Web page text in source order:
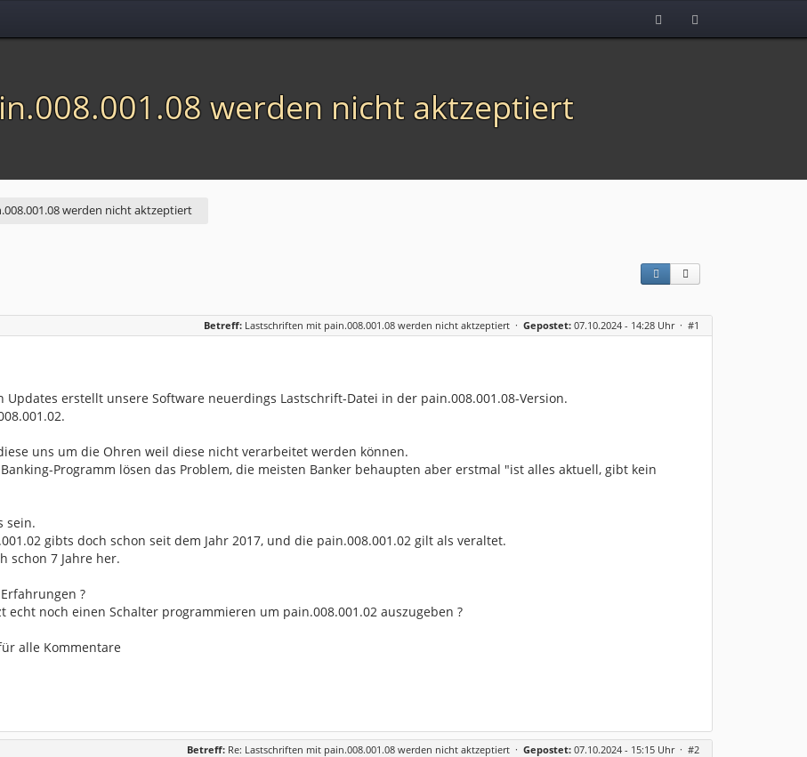
werden nicht aktzeptiert
werden nicht aktzeptiert
Betreff: Lastschriften mit pain.008.001.08 werden nicht aktzeptiert · Gepostet: 07.10.2024 - 14:28 Uhr · #1
Updates erstellt unsere Software neuerdings Lastschrift-Datei in der pain.008.001.08-Version.
uns um die Ohren weil diese nicht verarbeitet werden können.
Programm lösen das Problem, die meisten Banker behaupten aber erstmal "ist alles aktuell, gibt kein
sein.
gibts doch schon seit dem Jahr 2017, und die pain.008.001.02 gilt als veraltet.
schon 7 Jahre her.
?
echt noch einen Schalter programmieren um pain.008.001.02 auszugeben ?
alle Kommentare
Betreff: Re: Lastschriften mit pain.008.001.08 werden nicht aktzeptiert · Gepostet: 07.10.2024 - 15:15 Uhr · #2